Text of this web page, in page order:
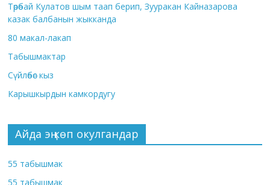
Төрөбай Кулатов шым таап берип, Зууракан Кайназарова
казак балбанын жыкканда
80 макал-лакап
Табышмактар
Сүйлөбөс кыз
Карышкырдын камкордугу
Айда эң көп окулгандар
55 табышмак
55 табышмак